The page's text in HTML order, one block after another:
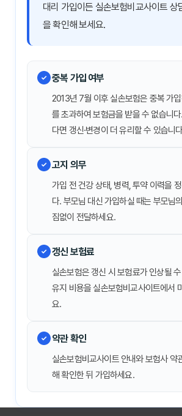
대리 가입이든 실손보험비교사이트 상
을 확인해 보세요.
중복 가입 여부
2013년 7월 이후 실손보험은 중복 가입
를 초과하여 보험금을 받을 수 없습니
다면 갱신·변경이 더 유리할 수 있습니
고지 의무
가입 전 건강 상태, 병력, 투약 이력을
다. 부모님 대신 가입하실 때는 부모님
짐없이 전달하세요.
갱신 보험료
실손보험은 갱신 시 보험료가 인상될 수
유지 비용을 실손보험비교사이트에서
요.
약관 확인
실손보험비교사이트 안내와 보험사 약
해 확인한 뒤 가입하세요.